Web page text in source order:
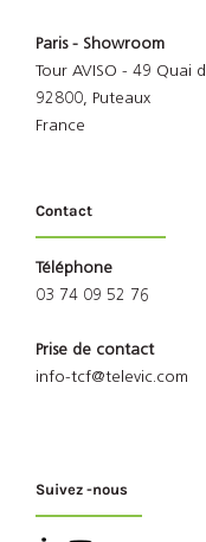
Paris - Showroom
Tour AVISO - 49 Quai
92800, Puteaux
France
Contact
Téléphone
03 74 09 52 76
Prise de contact
info-tcf@televic.com
Suivez -nous